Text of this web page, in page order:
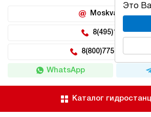
Это
Moskva@hidro.ru
8(495)150-04-62
8(800)775-04-62 доб
WhatsApp
Каталог